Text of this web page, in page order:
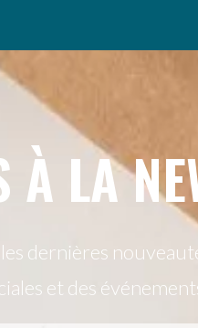
LA
dernières
et des